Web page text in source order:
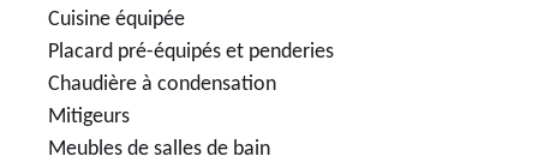
Cuisine équipée
Placard pré-équipés et penderies
Chaudière à condensation
Mitigeurs
Meubles de salles de bain